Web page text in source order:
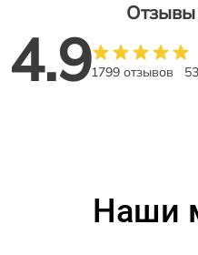
Отзывы
4.91799 отзывов
Наши